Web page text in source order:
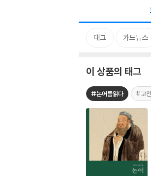
태그 카드뉴스
이 상품의 태그
#논어를읽다 #고